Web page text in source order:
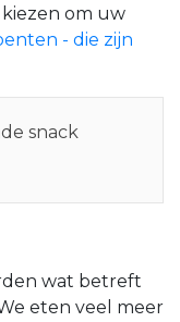
om uw
- die zijn
snack
wat betreft
eten veel meer